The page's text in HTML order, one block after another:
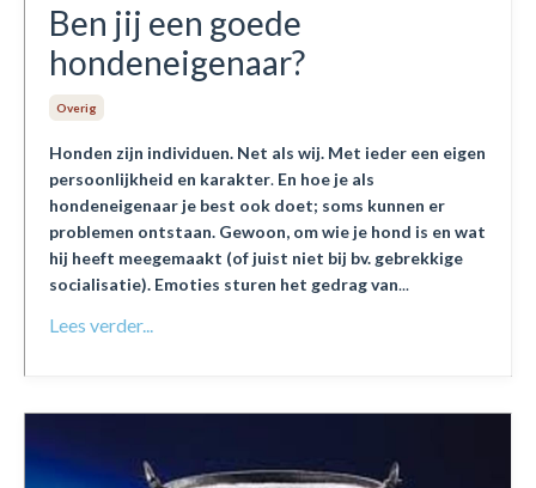
Ben jij een goede
hondeneigenaar?
Overig
Honden zijn individuen. Net als wij. Met ieder een eigen
persoonlijkheid en karakter. En hoe je als
hondeneigenaar je best ook doet; soms kunnen er
problemen ontstaan. Gewoon, om wie je hond is en wat
hij heeft meegemaakt (of juist niet bij bv. gebrekkige
socialisatie). Emoties sturen het gedrag van...
Lees verder...